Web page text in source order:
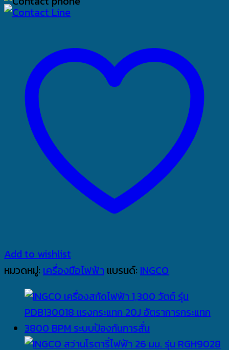
Add to wishlist
หมวดหมู่: เครื่องมือไฟฟ้า แบรนด์: INGCO